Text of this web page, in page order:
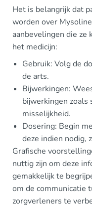
Het is belangrijk dat
worden over
aanbevelingen die ze
het medicijn:
Gebruik: Volg de
de arts.
Bijwerkingen:
bijwerkingen zoals
misselijkheid.
Dosering: Begin
deze indien nodig,
Grafische
nuttig zijn om deze
gemakkelijk te
om de communicatie
zorgverleners te